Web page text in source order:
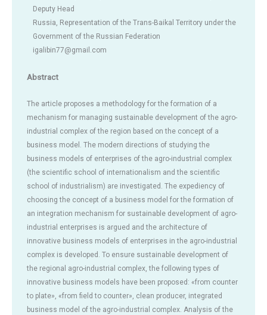
Deputy Head
Russia, Representation of the Trans-Baikal Territory under the
Government of the Russian Federation
igalibin77@gmail.com
Abstract
The article proposes a methodology for the formation of a
mechanism for managing sustainable development of the agro-
industrial complex of the region based on the concept of a
business model. The modern directions of studying the
business models of enterprises of the agro-industrial complex
(the scientific school of internationalism and the scientific
school of industrialism) are investigated. The expediency of
choosing the concept of a business model for the formation of
an integration mechanism for sustainable development of agro-
industrial enterprises is argued and the architecture of
innovative business models of enterprises in the agro-industrial
complex is developed. To ensure sustainable development of
the regional agro-industrial complex, the following types of
innovative business models have been proposed: «from counter
to plate», «from field to counter», clean producer, integrated
business model of the agro-industrial complex. Analysis of the